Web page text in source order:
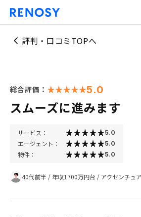
評判・口コミTOPへ
総合評価： 5.0
スムーズに進みます
サービス： 5.0
エージェント： 5.0
物件： 5.0
40代前半 / 年収1700万円台 / アクセンチュア